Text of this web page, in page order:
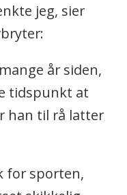
jeg, sier
år siden,
tidspunkt at
han til rå latter
for sporten,